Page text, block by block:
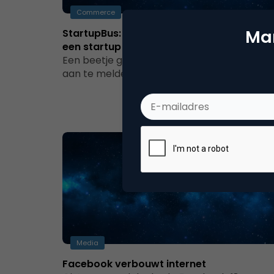
Commerce
StartupBus: Hoe 25 buspreneurs in 72 uur
een startup bouwen
Een beetje gek moet je er wel voor zijn om je
aan te melden voor de StartupBus. In 72 uur…
Media
Facebook verbouwt internet